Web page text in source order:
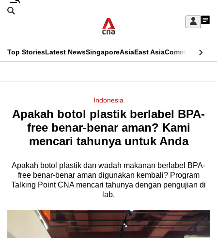
Skip
Sign
My
menu
Search
CNAR
Top StoriesLatest NewsSingaporeAsiaEast AsiaCommentary
Menu
Indonesia
Apakah botol plastik berlabel BPA-
free benar-benar aman? Kami
mencari tahunya untuk Anda
Apakah botol plastik dan wadah makanan berlabel BPA-
free benar-benar aman digunakan kembali? Program
Talking Point CNA mencari tahunya dengan pengujian di
lab.
This
longer
supported
We
know
it's
hassle